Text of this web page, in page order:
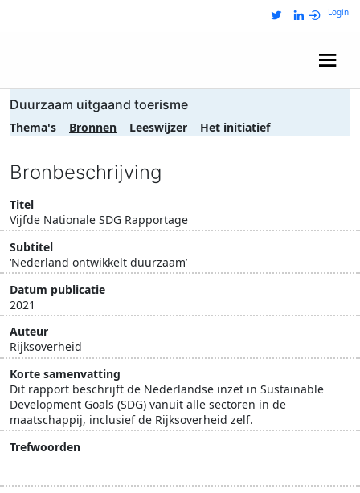
Login
Duurzaam uitgaand toerisme
Thema's Bronnen Leeswijzer Het initiatief
Bronbeschrijving
Titel
Vijfde Nationale SDG Rapportage
Subtitel
‘Nederland ontwikkelt duurzaam’
Datum publicatie
2021
Auteur
Rijksoverheid
Korte samenvatting
Dit rapport beschrijft de Nederlandse inzet in Sustainable
Development Goals (SDG) vanuit alle sectoren in de
maatschappij, inclusief de Rijksoverheid zelf.
Trefwoorden